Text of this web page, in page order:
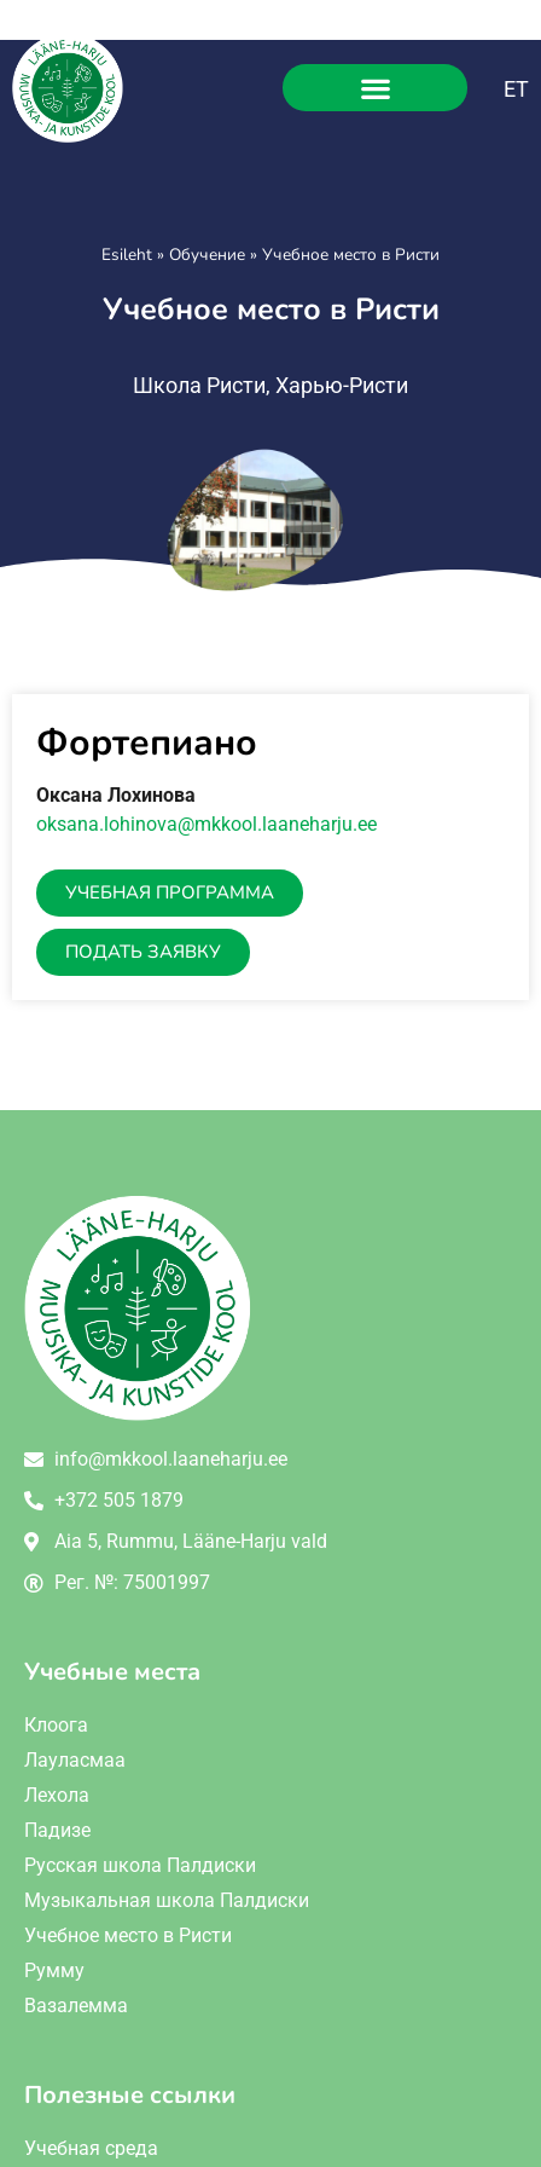
ET
Esileht » Обучение » Учебное место в Ристи
Учебное место в Ристи
Школа Ристи, Харью-Ристи
Фортепиано
Oксана Лохинова
oksana.lohinova@mkkool. laaneharju.ee
УЧЕБНАЯ ПРОГРАММА
ПОДАТЬ ЗАЯВКУ
info@mkkool.laaneharju.ee
+372 505 1879
Aia 5, Rummu, Lääne-Harju vald
Рег. №: 75001997
Учебные места
Клоога
Лауласмаа
Лехола
Падизе
Русская школа Палдиски
Музыкальная школа Палдиски
Учебное место в Ристи
Румму
Вазалемма
Полезные ссылки
Учебная среда